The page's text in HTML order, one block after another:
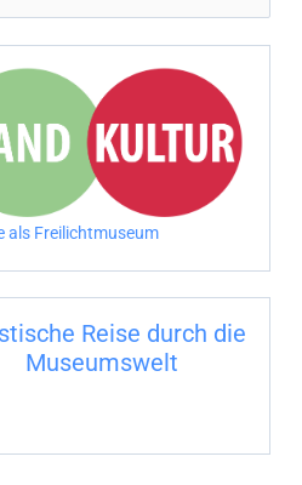
als Freilichtmuseum
Reise durch die
Museumswelt